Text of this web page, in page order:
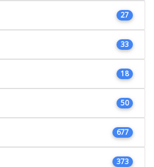
27
33
18
50
677
373